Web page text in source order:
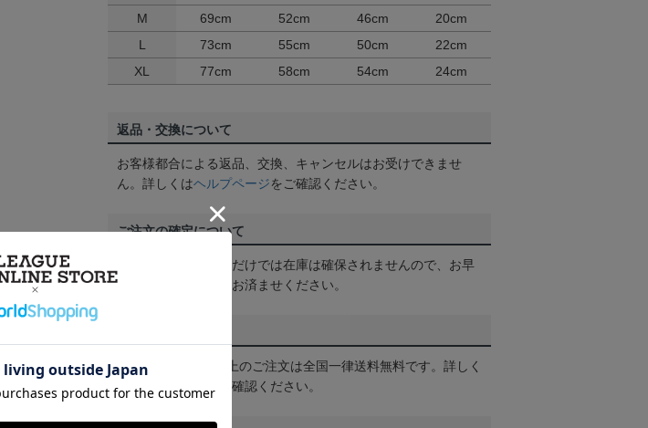
M
69cm 52cm 46cm
20cm
L
73cm 55cm 50cm
22cm
XL
77cm 58cm 54cm 24cm
返品・交換について
お客様都合による返品、交換、キャンセルはお受けできませ
ん。詳しくはヘルプページをご確認ください。
ご注文の確定について
買い物かごに入れるだけでは在庫は確保されませんので、お早
めにご購入手続きをお済ませください。
3,980円（税込）以上のご注文は全国一律送料無料です。詳しく
は
ヘルプページ をご確認ください。